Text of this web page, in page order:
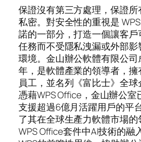
保證沒有第三方處理，保證
私密。對安全性的重視是
諾的一部分，打造一個讓客
任務而不受隱私洩漏或外部影
環境。金山辦公軟體有限公司
年，是軟體產業的領導者，擁
員工，並名列《富比士》全球
憑藉WPS Office，金山辦公室
支援超過6億月活躍用戶的平
了其在全球生產力軟體市場的
WPS Office套件中AI技術的融